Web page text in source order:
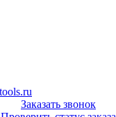
Заказать звонок